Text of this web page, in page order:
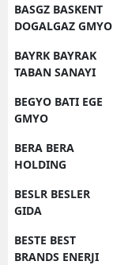
BASGZ BASKENT
DOGALGAZ GMYO
BAYRK BAYRAK
TABAN SANAYI
BEGYO BATI EGE
GMYO
BERA BERA
HOLDING
BESLR BESLER
GIDA
BESTE BEST
BRANDS ENERJI